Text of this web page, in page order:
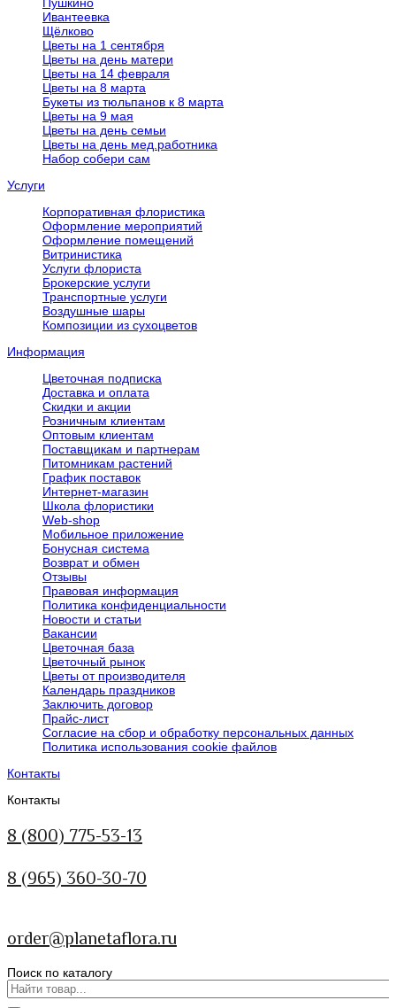
Ивантеевка
Щёлково
Цветы на 1 сентября
Цветы на день матери
Цветы на 14 февраля
Цветы на 8 марта
Букеты из тюльпанов к 8 марта
Цветы на 9 мая
Цветы на день семьи
Цветы на день мед.работника
Набор собери сам
Услуги
Корпоративная флористика
Оформление мероприятий
Оформление помещений
Витринистика
Услуги флориста
Брокерские услуги
Транспортные услуги
Воздушные шары
Композиции из сухоцветов
Информация
Цветочная подписка
Доставка и оплата
Скидки и акции
Розничным клиентам
Оптовым клиентам
Поставщикам и партнерам
Питомникам растений
График поставок
Интернет-магазин
Школа флористики
Web-shop
Мобильное приложение
Бонусная система
Возврат и обмен
Отзывы
Правовая информация
Политика конфиденциальности
Новости и статьи
Вакансии
Цветочная база
Цветочный рынок
Цветы от производителя
Календарь праздников
Заключить договор
Прайс-лист
Согласие на сбор и обработку персональных данных
Политика использования сookie файлов
Контакты
Контакты
8 (800) 775-53-13
8 (965) 360-30-70
order@planetaflora.ru
Поиск по каталогу